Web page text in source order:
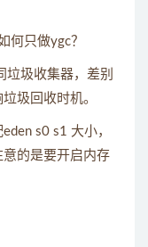
何只做ygc？
垃圾收集器，差别
圾回收时机。
s0 s1 大小，
的是要开启内存